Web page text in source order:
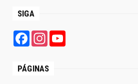
SIGA
FacebookInstagram
PÁGINAS